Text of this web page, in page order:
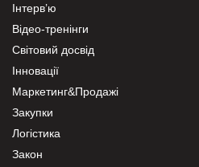
Інтерв’ю
Відео-тренінги
Світовий досвід
Інновації
Маркетинг&Продажі
Закупки
Логістика
Закон